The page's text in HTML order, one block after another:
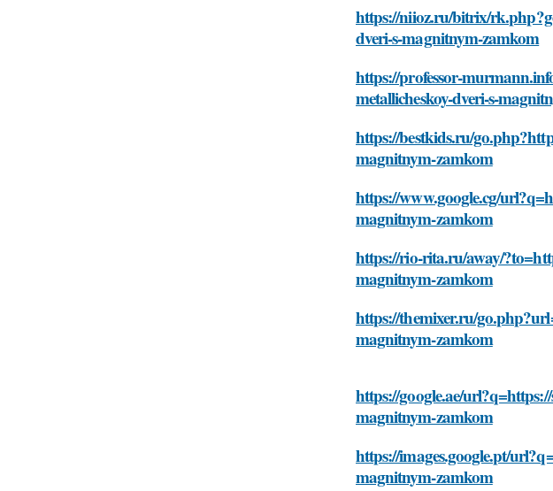
https://niioz.ru/bitrix/
dveri-s-magnitnym-zamkom
https://professor-
metallicheskoy-dveri-s-
https://bestkids.ru/
magnitnym-zamkom
https://www.google.cg/
magnitnym-zamkom
https://rio-rita.ru/away/
magnitnym-zamkom
https://themixer.ru/
magnitnym-zamkom
https://google.ae/
magnitnym-zamkom
https://images.google.pt/
magnitnym-zamkom